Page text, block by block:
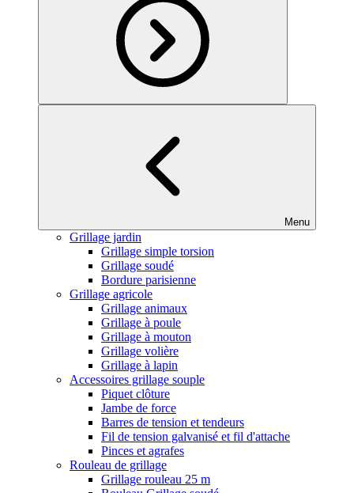
Menu
Grillage jardin
Grillage simple torsion
Grillage soudé
Bordure parisienne
Grillage agricole
Grillage animaux
Grillage à poule
Grillage à mouton
Grillage volière
Grillage à lapin
Accessoires grillage souple
Piquet clôture
Jambe de force
Barres de tension et tendeurs
Fil de tension galvanisé et fil d'attache
Pinces et agrafes
Rouleau de grillage
Grillage rouleau 25 m